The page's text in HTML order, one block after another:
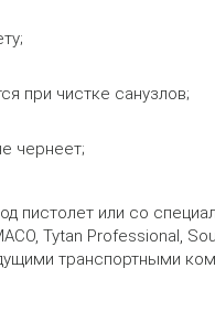
при чистке санузлов;
чернеет;
пистолет или со
Tytan Professional,
транспортными